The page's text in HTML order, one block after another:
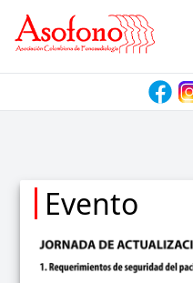
Asofono
Evento